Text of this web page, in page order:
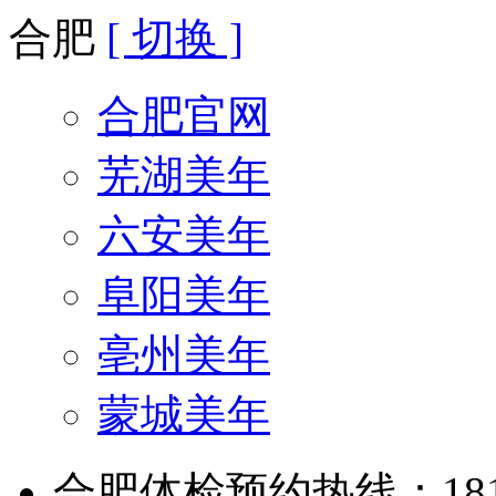
合肥 [ 切换 ]
合肥官网
芜湖美年
六安美年
阜阳美年
亳州美年
蒙城美年